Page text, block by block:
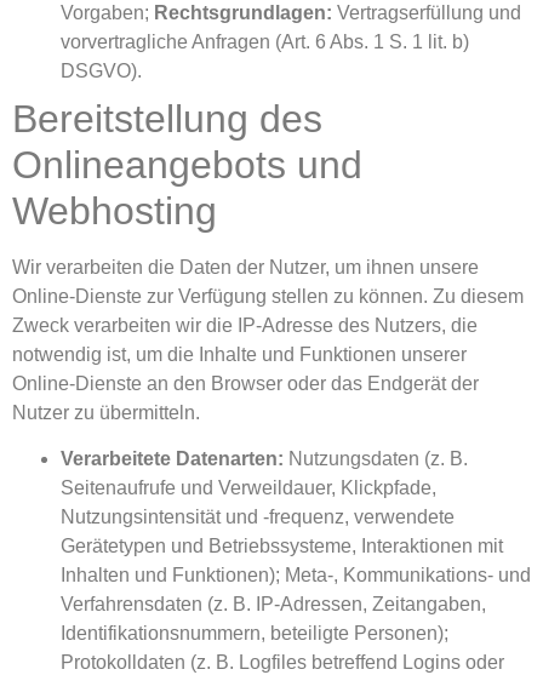
Vorgaben; Rechtsgrundlagen: Vertragserfüllung und
vorvertragliche Anfragen (Art. 6 Abs. 1 S. 1 lit. b)
DSGVO).
Bereitstellung des
Onlineangebots und
Webhosting
Wir verarbeiten die Daten der Nutzer, um ihnen unsere
Online-Dienste zur Verfügung stellen zu können. Zu diesem
Zweck verarbeiten wir die IP-Adresse des Nutzers, die
notwendig ist, um die Inhalte und Funktionen unserer
Online-Dienste an den Browser oder das Endgerät der
Nutzer zu übermitteln.
Verarbeitete Datenarten: Nutzungsdaten (z. B.
Seitenaufrufe und Verweildauer, Klickpfade,
Nutzungsintensität und -frequenz, verwendete
Gerätetypen und Betriebssysteme, Interaktionen mit
Inhalten und Funktionen); Meta-, Kommunikations- und
Verfahrensdaten (z. B. IP-Adressen, Zeitangaben,
Identifikationsnummern, beteiligte Personen);
Protokolldaten (z. B. Logfiles betreffend Logins oder